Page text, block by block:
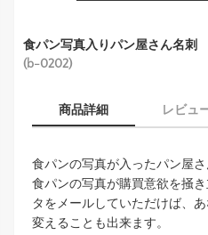
食パン写真入りパン屋さん名刺
(b-0202)
商品詳細 レビュ
食パンの写真が入ったパン屋
食パンの写真が購買意欲を掻
タをメールしていただけば、
変えることも出来ます。